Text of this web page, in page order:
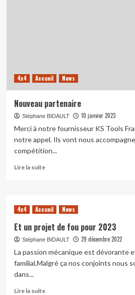
4x4 Accueil News
Nouveau partenaire
Stéphane BIDAULT 10 janvier 2023
Merci à notre fournisseur KS Tools
notre appel. Ils vont nous
compétition...
Lire la suiteEn
Nouveau
partenaire
4x4 Accueil News
Et un projet de fou pour 2023
Stéphane BIDAULT 29 décembre 2022
La passion mécanique est dévorante
familial.Malgré ça nos conjoints nous
dans...
Lire la suiteEn